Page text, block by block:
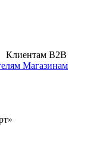
Клиентам B2B
Магазинам